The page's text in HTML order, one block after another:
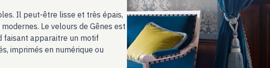
Il peut-être lisse et très épais,
Le velours de Gênes est
faisant apparaitre un motif
imprimés en numérique ou